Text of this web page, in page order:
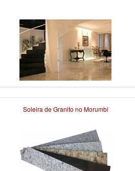
Soleira de Granito no Morumbi